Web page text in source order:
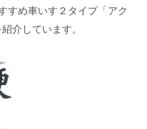
すめ車いす２タイプ「アク
介しています。